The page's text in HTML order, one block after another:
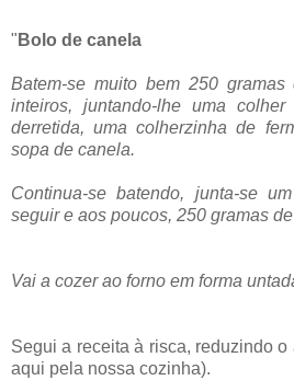
" Bolo de canela
Batem-se muito bem 250
inteiros, juntando-lhe uma
derretida, uma colherzinha de
sopa de canela.
Continua-se batendo, junta-se
seguir e aos poucos, 250 gramas
Vai a cozer ao forno em forma
Segui a receita à risca, reduzindo o
aqui pela nossa cozinha).